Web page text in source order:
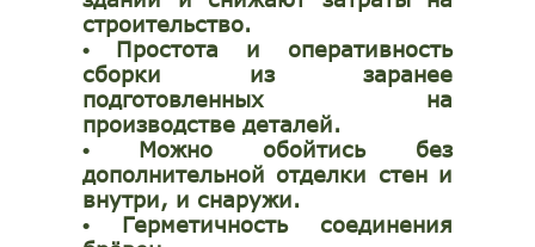
строительство.
• Простота и оперативность
сборки из заранее
подготовленных на
производстве деталей.
• Можно обойтись без
дополнительной отделки стен и
внутри, и снаружи.
• Герметичность соединения